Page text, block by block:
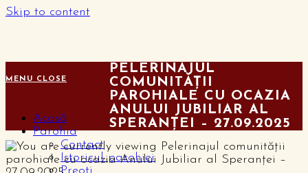
Skip to content
MENU CLOSE
Acasă
Parohia
Contact
Istoricul parohiei
PELERINAJUL
COMUNITĂȚII
PAROHIALE CU OCAZIA
ANULUI JUBILIAR AL
SPERANȚEI – 27.09.2025